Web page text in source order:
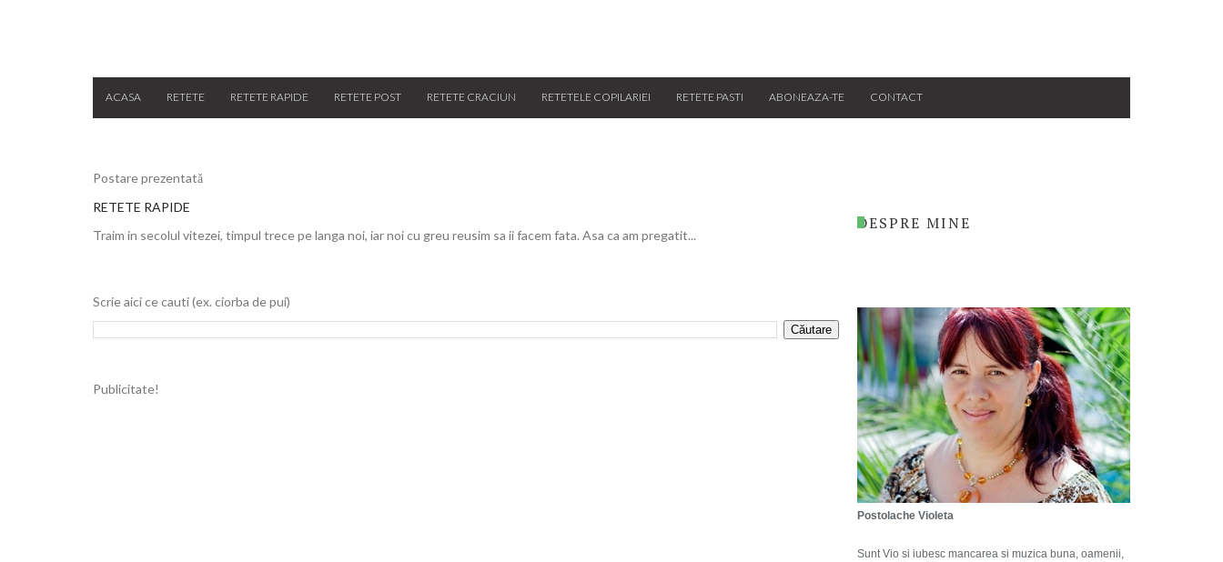
ACASA RETETE RETETE RAPIDE RETETE POST RETETE CRACIUN RETETELE COPILARIEI RETETE PASTI ABONEAZA-TE CONTACT
Postare prezentată
RETETE RAPIDE
Traim in secolul vitezei, timpul trece pe langa noi, iar noi cu greu reusim sa ii facem fata. Asa ca am pregatit...
Scrie aici ce cauti (ex. ciorba de pui)
Publicitate!
DESPRE MINE
Postolache Violeta
Sunt Vio si iubesc mancarea si muzica buna, oamenii,